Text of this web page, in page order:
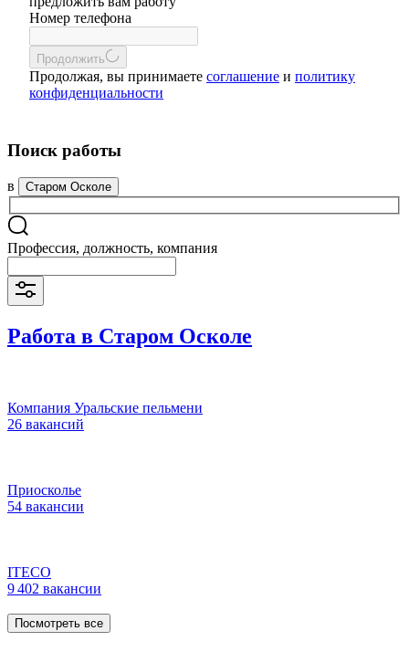
Номер телефона
Продолжить
Продолжая, вы принимаете соглашение и политику
конфиденциальности
Поиск работы
в Старом Осколе
Профессия, должность, компания
Работа в Старом Осколе
Компания Уральские пельмени
26 вакансий
Приосколье
54 вакансии
ITECO
9 402 вакансии
Посмотреть все